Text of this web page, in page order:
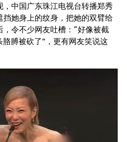
中国广东珠江电视台转播郑秀
她身上的纹身，把她的双臂给
令不少网友吐槽：“好像被截
膊被砍了”，更有网友笑说这